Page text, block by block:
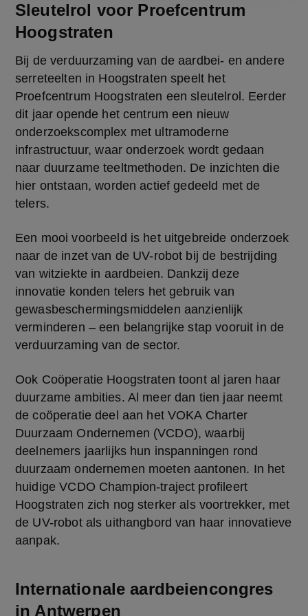
Sleutelrol voor Proefcentrum
Hoogstraten
Bij de verduurzaming van de aardbei- en andere
serreteelten in Hoogstraten speelt het
Proefcentrum Hoogstraten een sleutelrol. Eerder
dit jaar opende het centrum een nieuw
onderzoekscomplex met ultramoderne
infrastructuur, waar onderzoek wordt gedaan
naar duurzame teeltmethoden. De inzichten die
hier ontstaan, worden actief gedeeld met de
telers.
Een mooi voorbeeld is het uitgebreide onderzoek
naar de inzet van de UV-robot bij de bestrijding
van witziekte in aardbeien. Dankzij deze
innovatie konden telers het gebruik van
gewasbeschermingsmiddelen aanzienlijk
verminderen – een belangrijke stap vooruit in de
verduurzaming van de sector.
Ook Coöperatie Hoogstraten toont al jaren haar
duurzame ambities. Al meer dan tien jaar neemt
de coöperatie deel aan het VOKA Charter
Duurzaam Ondernemen (VCDO), waarbij
deelnemers jaarlijks hun inspanningen rond
duurzaam ondernemen moeten aantonen. In het
huidige VCDO Champion-traject profileert
Hoogstraten zich nog sterker als voortrekker, met
de UV-robot als uithangbord van haar innovatieve
aanpak.
Internationale aardbeiencongres
in Antwerpen